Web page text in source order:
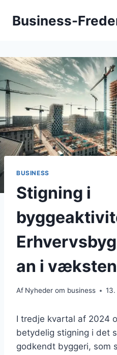
Business-
BUSINESS
Stigning i
an i væksten
Af Nyheder om business
I tredje kvartal af 2024
betydelig stigning i det
godkendt byggeri, som